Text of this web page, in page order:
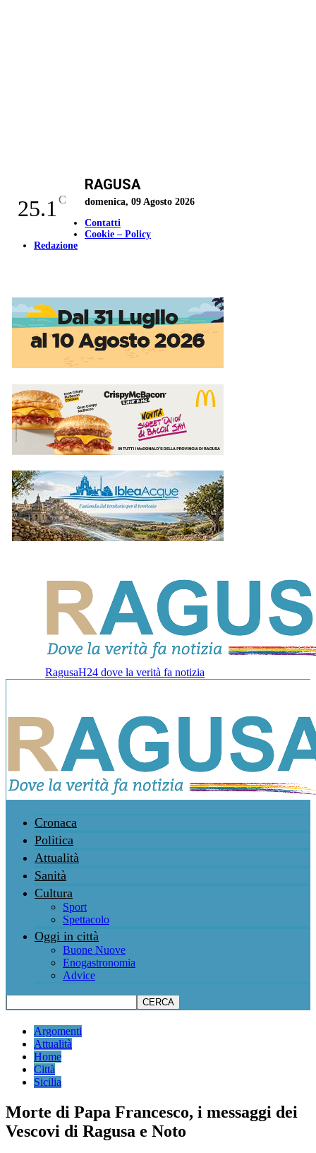
25.1 C
RAGUSA
domenica, 09 Agosto 2026
Contatti
Cookie – Policy
Redazione
RagusaH24 dove la verità fa notizia
Cronaca
Politica
Attualità
Sanità
Cultura
Sport
Spettacolo
Oggi in città
Buone Nuove
Enogastronomia
Advice
Argomenti
Attualità
Home
Città
Sicilia
Morte di Papa Francesco, i messaggi dei
Vescovi di Ragusa e Noto